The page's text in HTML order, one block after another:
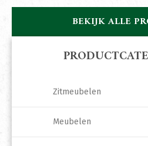
BEKIJK ALLE
Zitmeubelen
Meubelen